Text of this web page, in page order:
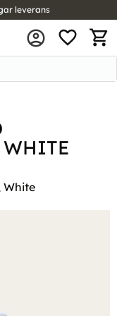
leverans
WHITE
White